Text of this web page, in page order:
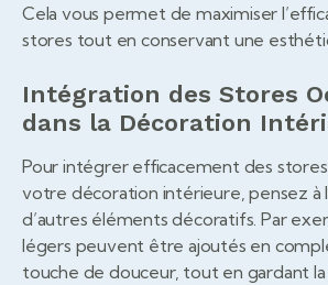
Cela vous permet de maximiser
stores tout en conservant une
Intégration des Stores
dans la Décoration
Pour intégrer efficacement des
votre décoration intérieure, pensez à
d’autres éléments décoratifs. Par
légers peuvent être ajoutés en
touche de douceur, tout en gardant